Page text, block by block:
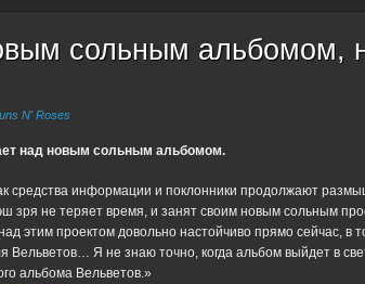
сольным альбомом,
N' Roses
над новым сольным альбомом.
средства информации и поклонники продолжают
зря не теряет время, и занят своим новым сольным
этим проектом довольно настойчиво прямо сейчас, в
Вельветов… Я не знаю точно, когда альбом выйдет в
альбома Вельветов.»